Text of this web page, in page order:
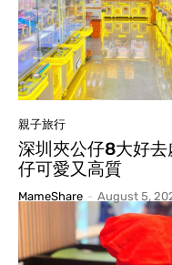
親子旅行
深圳夾公仔8大好
仔可愛又高質
MameShare - August 5,